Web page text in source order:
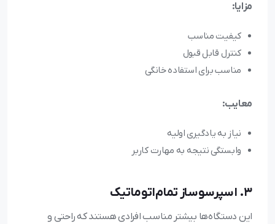
مزایا:
کیفیت مناسب
کنترل قابل قبول
مناسب برای استفاده خانگی
معایب:
نیاز به یادگیری اولیه
وابستگی نتیجه به مهارت کاربر
3. اسپرسوساز تمام‌اتوماتیک
این دستگاه‌ها بیشتر مناسب افرادی هستند که راحتی و